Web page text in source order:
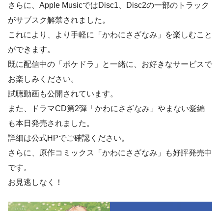
さらに、Apple MusicではDisc1、Disc2の一部のトラック
がサブスク解禁されました。
これにより、より手軽に「かわにさざなみ」を楽しむこと
ができます。
既に配信中の「ポケドラ」と一緒に、お好きなサービスで
お楽しみください。
試聴動画も公開されています。
また、ドラマCD第2弾「かわにさざなみ」やまない愛編
も本日発売されました。
詳細は公式HPでご確認ください。
さらに、原作コミックス「かわにさざなみ」も好評発売中
です。
お見逃しなく！